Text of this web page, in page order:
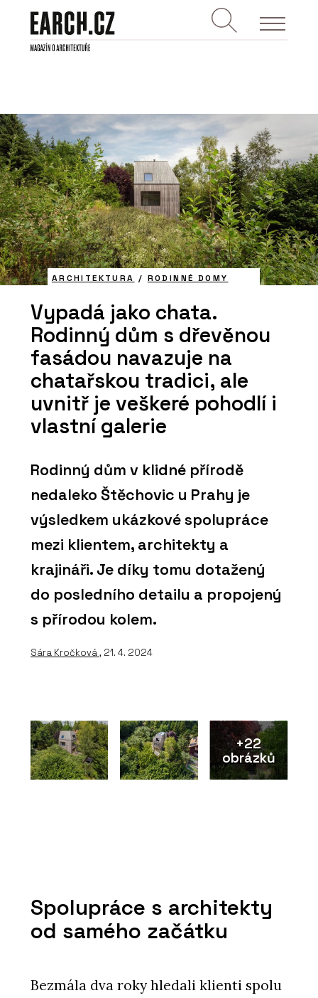
ARCHITEKTURA / RODINNÉ DOMY
Vypadá jako chata.
Rodinný dům s dřevěnou
fasádou navazuje na
chatařskou tradici, ale
uvnitř je veškeré pohodlí i
vlastní galerie
Rodinný dům v klidné přírodě
nedaleko Štěchovic u Prahy je
výsledkem ukázkové spolupráce
mezi klientem, architekty a
krajináři. Je díky tomu dotažený
do posledního detailu a propojený
s přírodou kolem.
Sára Kročková, 21. 4. 2024
+22
obrázků
Spolupráce s architekty
od samého začátku
Bezmála dva roky hledali klienti spolu